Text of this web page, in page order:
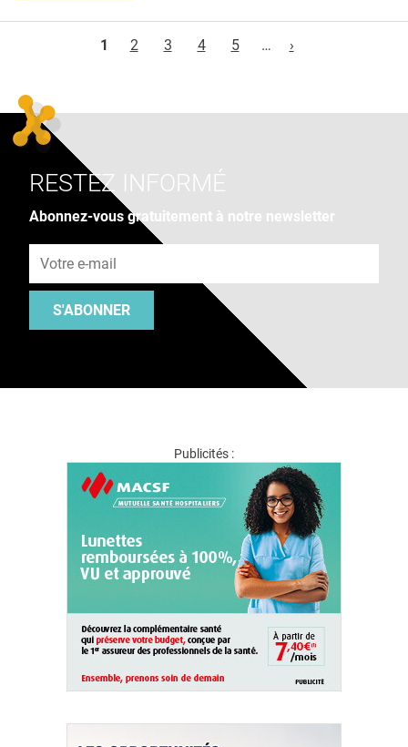
1
2 3 4 5 … ›
RESTEZ INFORMÉ
Abonnez-vous gratuitement à notre newsletter
S'ABONNER
Publicités :